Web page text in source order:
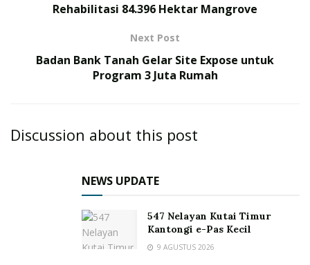
Rehabilitasi 84.396 Hektar Mangrove
Next Post
Badan Bank Tanah Gelar Site Expose untuk
Program 3 Juta Rumah
Discussion about this post
NEWS UPDATE
547 Nelayan Kutai Timur
Kantongi e-Pas Kecil
9 AGUSTUS 2026